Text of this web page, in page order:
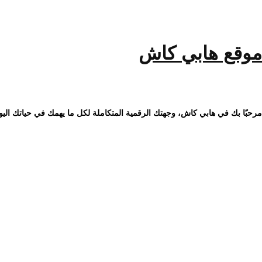
موقع هابي كاش
مرحبًا بك في هابي كاش، وجهتك الرقمية المتكاملة لكل ما يهمك في حياتك